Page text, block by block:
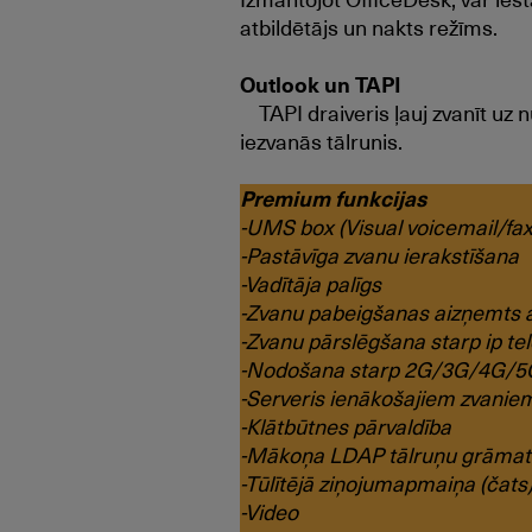
atbildētājs un nakts režīms.
Outlook un TAPI
TAPI draiveris ļauj zvanīt uz
iezvanās tālrunis.
Premium funkcijas
-UMS box (Visual voicemail/
-Pastāvīga zvanu ierakstīšana
-Vadītāja palīgs
-Zvanu pabeigšanas aizņemts
-Zvanu pārslēgšana starp ip
-Nodošana starp 2G/3G/4G/
-Serveris ienākošajiem
-Klātbūtnes pārvaldība
-Mākoņa LDAP tālruņu
-Tūlītējā ziņojumapmaiņa (čats)
-Video